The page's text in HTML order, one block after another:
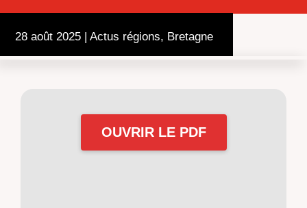
28 août 2025 | Actus régions, Bretagne
OUVRIR LE PDF